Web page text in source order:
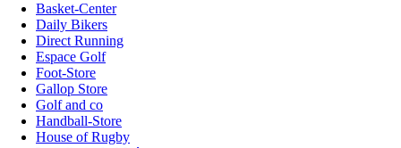
Basket-Center
Daily Bikers
Direct Running
Espace Golf
Foot-Store
Gallop Store
Golf and co
Handball-Store
House of Rugby